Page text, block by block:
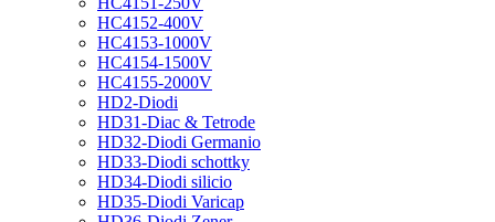
HC4152-400V
HC4153-1000V
HC4154-1500V
HC4155-2000V
HD2-Diodi
HD31-Diac & Tetrode
HD32-Diodi Germanio
HD33-Diodi schottky
HD34-Diodi silicio
HD35-Diodi Varicap